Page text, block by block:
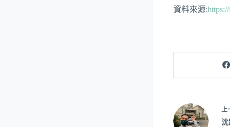
資料來源:
上
沈